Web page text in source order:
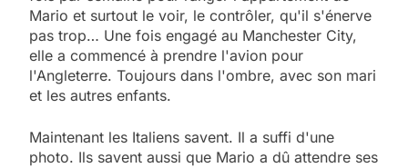
Mario et surtout le voir, le contrôler, qu'il s'énerve
pas trop… Une fois engagé au Manchester City,
elle a commencé à prendre l'avion pour
l'Angleterre. Toujours dans l'ombre, avec son mari
et les autres enfants.
Maintenant les Italiens savent. Il a suffi d'une
photo. Ils savent aussi que Mario a dû attendre ses